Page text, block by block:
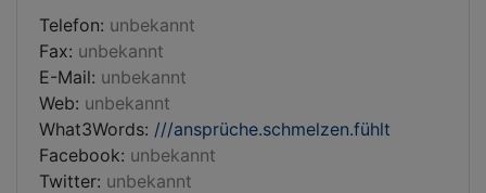
Telefon: unbekannt
Fax: unbekannt
E-Mail: unbekannt
Web: unbekannt
What3Words: ///ansprüche.schmelzen.fühlt
Facebook: unbekannt
Twitter: unbekannt